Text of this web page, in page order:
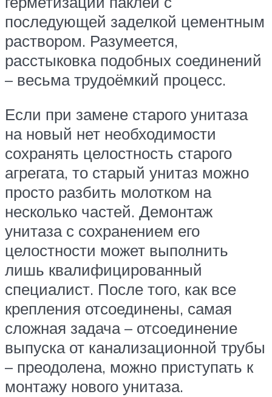
последующей заделкой цементным
раствором. Разумеется,
расстыковка подобных соединений
– весьма трудоёмкий процесс.
Если при замене старого унитаза
на новый нет необходимости
сохранять целостность старого
агрегата, то старый унитаз можно
просто разбить молотком на
несколько частей. Демонтаж
унитаза с сохранением его
целостности может выполнить
лишь квалифицированный
специалист. После того, как все
крепления отсоединены, самая
сложная задача – отсоединение
выпуска от канализационной трубы
– преодолена, можно приступать к
монтажу нового унитаза.